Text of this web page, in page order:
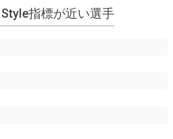
指標が近い選手